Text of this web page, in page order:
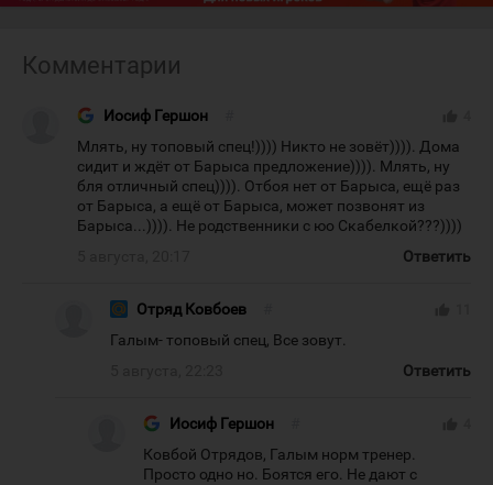
Комментарии
Иосиф Гершон
Млять, ну топовый спец!)))) Никто не зовёт)))). Дома
сидит и ждёт от Барыса предложение)))). Млять, ну
бля отличный спец)))). Отбоя нет от Барыса, ещё раз
от Барыса, а ещё от Барыса, может позвонят из
Барыса...)))). Не родственники с юо Скабелкой???))))
Ответить
Отряд Ковбоев
Галым- топовый спец, Все зовут.
Ответить
Иосиф Гершон
Ковбой Отрядов, Галым норм тренер.
Просто одно но. Боятся его. Не дают с